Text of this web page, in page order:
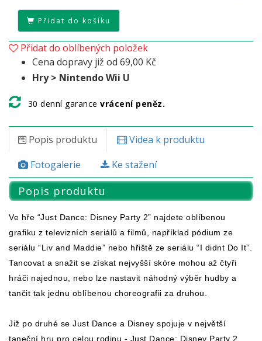
Přidat do košíku
Přidat do oblíbených položek
Cena dopravy již od 69,00 Kč
Hry > Nintendo Wii U
30 denní garance vrácení peněz.
Popis produktu
Videa k produktu
Fotogalerie
Ke stažení
Popis produktu
Ve hře “Just Dance: Disney Party 2” najdete oblíbenou
grafiku z televizních seriálů a filmů, například pódium ze
seriálu “Liv and Maddie” nebo hřiště ze seriálu “I didnt Do It”.
Tancovat a snažit se získat nejvyšší skóre mohou až čtyři
hráči najednou, nebo lze nastavit náhodný výběr hudby a
tančit tak jednu oblíbenou choreografii za druhou.
Již po druhé se Just Dance a Disney spojuje v největší
taneční hru pro celou rodinu - Just Dance: Disney Party 2.